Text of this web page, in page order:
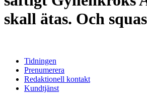
skall ätas. Och
Tidningen
Prenumerera
Redaktionell kontakt
Kundtjänst